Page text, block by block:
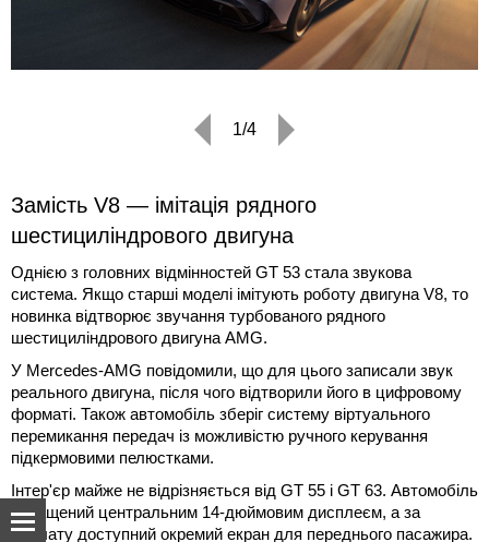
1/4
Замість V8 — імітація рядного
шестициліндрового двигуна
Однією з головних відмінностей GT 53 стала звукова
система. Якщо старші моделі імітують роботу двигуна V8, то
новинка відтворює звучання турбованого рядного
шестициліндрового двигуна AMG.
У Mercedes-AMG повідомили, що для цього записали звук
реального двигуна, після чого відтворили його в цифровому
форматі. Також автомобіль зберіг систему віртуального
перемикання передач із можливістю ручного керування
підкермовими пелюстками.
Інтер'єр майже не відрізняється від GT 55 і GT 63. Автомобіль
оснащений центральним 14-дюймовим дисплеєм, а за
доплату доступний окремий екран для переднього пасажира.